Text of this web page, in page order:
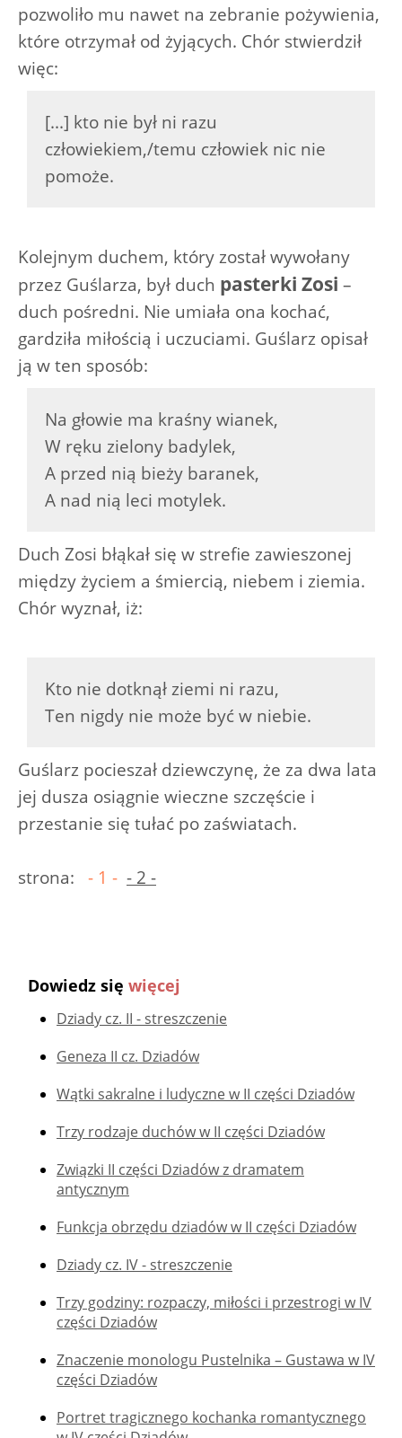
pozwoliło mu nawet na zebranie pożywienia,
które otrzymał od żyjących. Chór stwierdził
więc:
[...] kto nie był ni razu
człowiekiem,/temu człowiek nic nie
pomoże.
Kolejnym duchem, który został wywołany
przez Guślarza, był duch pasterki Zosi –
duch pośredni. Nie umiała ona kochać,
gardziła miłością i uczuciami. Guślarz opisał
ją w ten sposób:
Na głowie ma kraśny wianek,
W ręku zielony badylek,
A przed nią bieży baranek,
A nad nią leci motylek.
Duch Zosi błąkał się w strefie zawieszonej
między życiem a śmiercią, niebem i ziemia.
Chór wyznał, iż:
Kto nie dotknął ziemi ni razu,
Ten nigdy nie może być w niebie.
Guślarz pocieszał dziewczynę, że za dwa lata
jej dusza osiągnie wieczne szczęście i
przestanie się tułać po zaświatach.
strona: - 1 - - 2 -
Dowiedz się więcej
Dziady cz. II - streszczenie
Geneza II cz. Dziadów
Wątki sakralne i ludyczne w II części Dziadów
Trzy rodzaje duchów w II części Dziadów
Związki II części Dziadów z dramatem
antycznym
Funkcja obrzędu dziadów w II części Dziadów
Dziady cz. IV - streszczenie
Trzy godziny: rozpaczy, miłości i przestrogi w IV
części Dziadów
Znaczenie monologu Pustelnika – Gustawa w IV
części Dziadów
Portret tragicznego kochanka romantycznego